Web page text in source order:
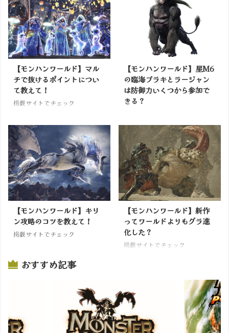
【モンハンワールド】マル
チで抜けるポイントについ
て教えて！
掲載サイトでチェック
【モンハンワールド】星M6
の臨海ブラキとラージャン
は防御力いくつから参加で
きる？
【モンハンワールド】キリ
ン攻略のコツを教えて！
掲載サイトでチェック
【モンハンワールド】新作
ってワールドよりもグラ進
化した？
掲載サイトでチェック
おすすめ記事